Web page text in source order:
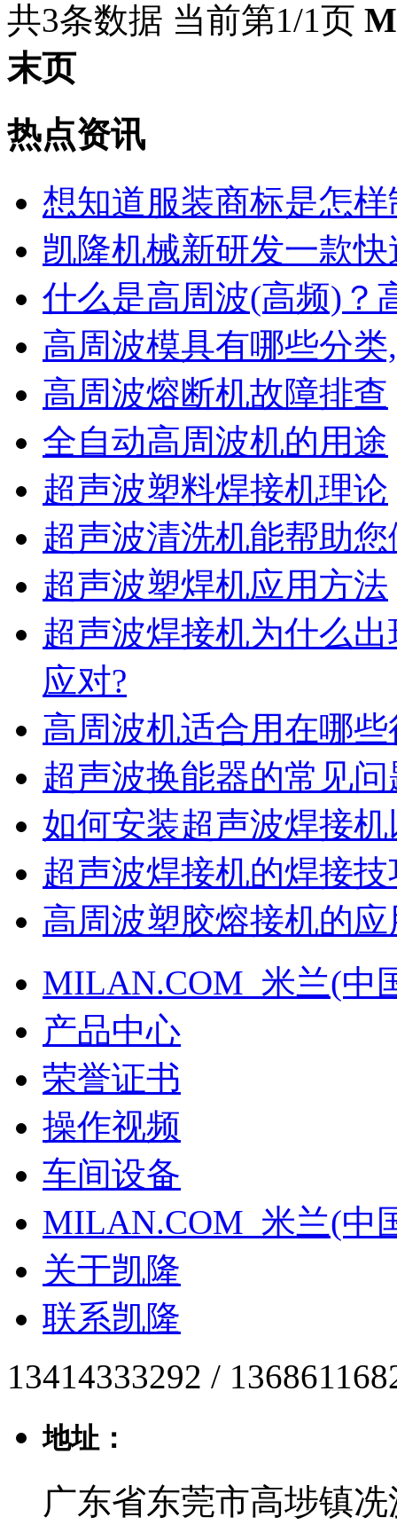
共3条数据 当前第1/1页
末页
热点资讯
想知道服装商标是怎
凯隆机械新研发一款
什么是高周波(高频)？
高周波模具有哪些分
高周波熔断机故障排查
全自动高周波机的用途
超声波塑料焊接机理论
超声波清洗机能帮助
超声波塑焊机应用方法
超声波焊接机为什么
应对?
高周波机适合用在哪些
超声波换能器的常见问
如何安装超声波焊接
超声波焊接机的焊接技
高周波塑胶熔接机的
MILAN.COM_米兰(中
产品中心
荣誉证书
操作视频
车间设备
MILAN.COM_米兰(中
关于凯隆
联系凯隆
13414333292 /
地址：
广东省东莞市高埗镇